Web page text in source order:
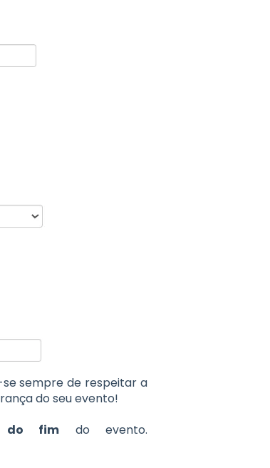
sempre de respeitar a
do seu evento!
do fim do evento.